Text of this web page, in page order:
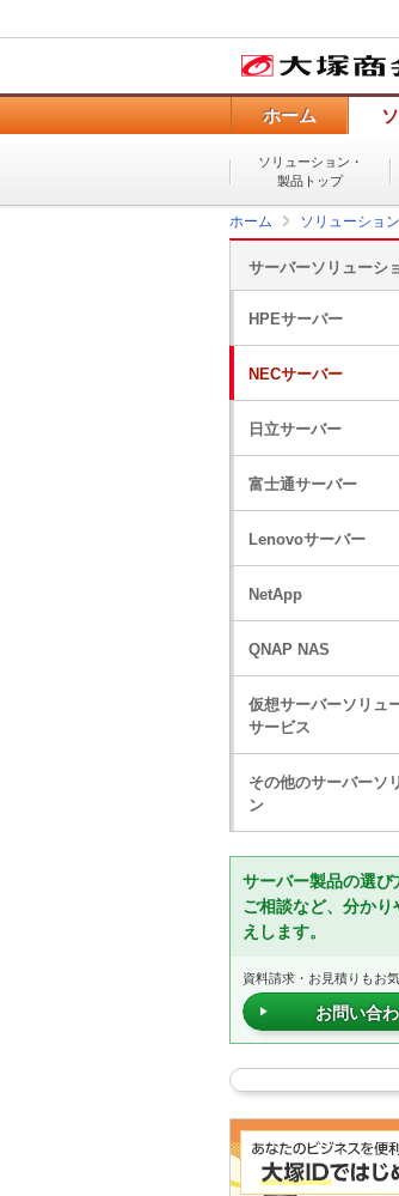
ホーム
ソリューション・
製品トップ
ホーム ソリューショ
サーバーソリューシ
HPEサーバー
NECサーバー
日立サーバー
富士通サーバー
Lenovoサーバー
NetApp
QNAP NAS
仮想サーバーソリュ
サービス
その他のサーバーソ
ン
サーバー製品の選び
ご相談など、分かり
えします。
資料請求・お見積りもお
お問い合